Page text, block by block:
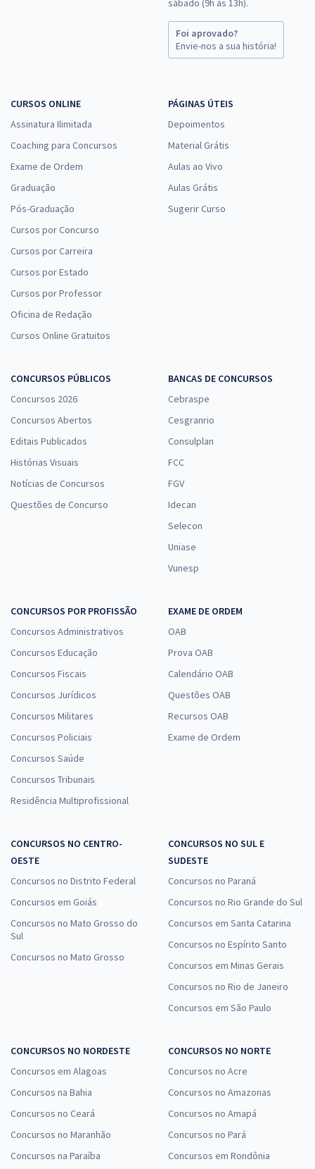
sábado (9h às 13h).
Foi aprovado?
Envie-nos a sua história!
CURSOS ONLINE
Assinatura Ilimitada
Coaching para Concursos
Exame de Ordem
Graduação
Pós-Graduação
Cursos por Concurso
Cursos por Carreira
Cursos por Estado
Cursos por Professor
Oficina de Redação
Cursos Online Gratuitos
PÁGINAS ÚTEIS
Depoimentos
Material Grátis
Aulas ao Vivo
Aulas Grátis
Sugerir Curso
CONCURSOS PÚBLICOS
Concursos 2026
Concursos Abertos
Editais Publicados
Histórias Visuais
Notícias de Concursos
Questões de Concurso
BANCAS DE CONCURSOS
Cebraspe
Cesgranrio
Consulplan
FCC
FGV
Idecan
Selecon
Uniase
Vunesp
CONCURSOS POR PROFISSÃO
Concursos Administrativos
Concursos Educação
Concursos Fiscais
Concursos Jurídicos
Concursos Militares
Concursos Policiais
Concursos Saúde
Concursos Tribunais
Residência Multiprofissional
EXAME DE ORDEM
OAB
Prova OAB
Calendário OAB
Questões OAB
Recursos OAB
Exame de Ordem
CONCURSOS NO CENTRO-
OESTE
Concursos no Distrito Federal
Concursos em Goiás
Concursos no Mato Grosso do
Sul
Concursos no Mato Grosso
CONCURSOS NO SUL E
SUDESTE
Concursos no Paraná
Concursos no Rio Grande do Sul
Concursos em Santa Catarina
Concursos no Espírito Santo
Concursos em Minas Gerais
Concursos no Rio de Janeiro
Concursos em São Paulo
CONCURSOS NO NORDESTE
Concursos em Alagoas
Concursos na Bahia
Concursos no Ceará
Concursos no Maranhão
Concursos na Paraíba
CONCURSOS NO NORTE
Concursos no Acre
Concursos no Amazonas
Concursos no Amapá
Concursos no Pará
Concursos em Rondônia